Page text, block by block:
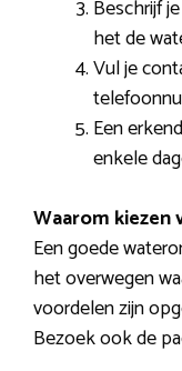
Beschrijf
het de
Vul je
Een
enkele
Waarom
Een goede
het overwegen
voordelen zijn
Bezoek ook de